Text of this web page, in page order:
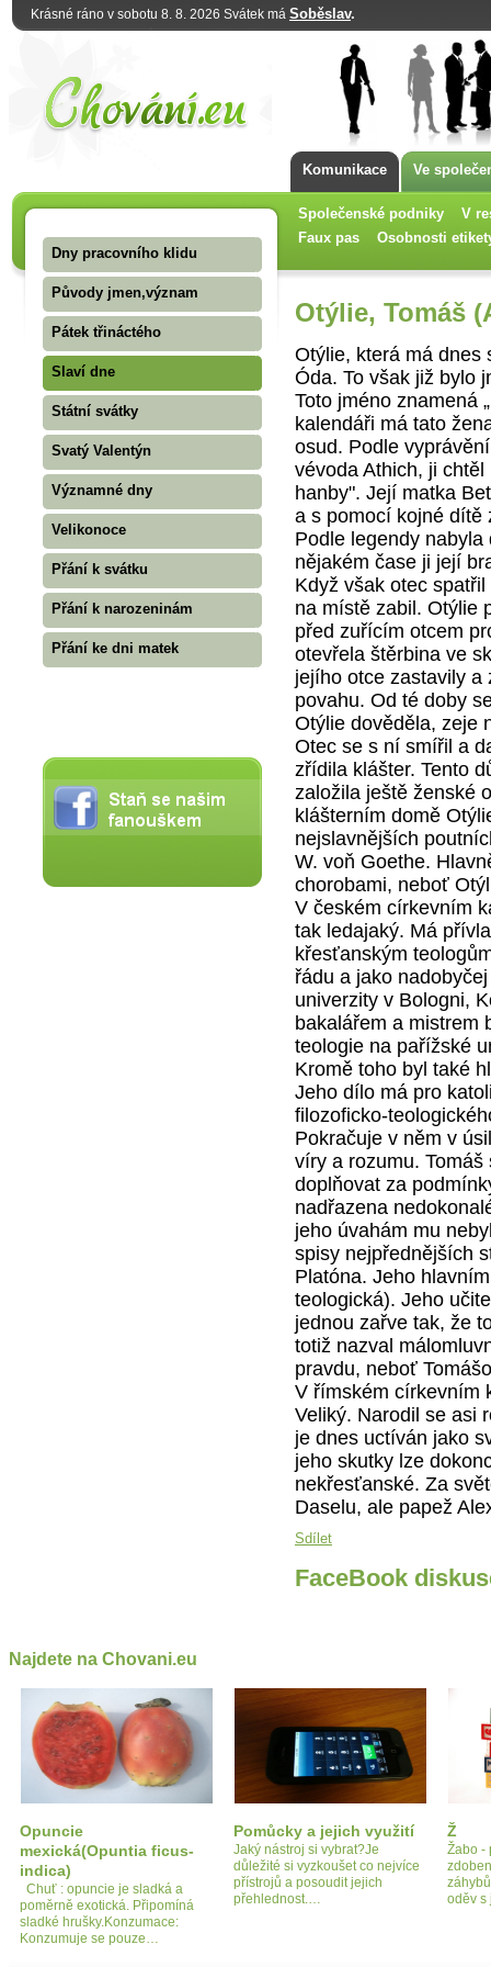
Krásné ráno v sobotu 8. 8. 2026 Svátek má Soběslav.
Komunikace Ve
Společenské podniky
V
Faux pas
Osobnosti
Dny pracovního klidu
Původy jmen,význam
Pátek třináctého
Slaví dne
Státní svátky
Svatý Valentýn
Významné dny
Velikonoce
Přání k svátku
Přání k narozeninám
Přání ke dni matek
Otýlie, Tomáš
Otýlie, která má dnes
Óda. To však již bylo
Toto jméno znamená
kalendáři má tato
osud. Podle
vévoda Athich, ji
hanby". Její matka
a s pomocí kojné dítě
Podle legendy
nějakém čase ji její
Když však otec
na místě zabil. Otýlie
před zuřícím otcem
otevřela štěrbina ve
jejího otce zastavily a
povahu. Od té doby
Otýlie dověděla, zeje
Otec se s ní smířil a
zřídila klášter. Tento
založila ještě ženské
klášterním domě
nejslavnějších
W. voň Goethe.
chorobami, neboť
V českém církevním
tak ledajaký. Má
křesťanským
řádu a jako
univerzity v Bologni,
bakalářem a mistrem
teologie na pařížské
Kromě toho byl také
Jeho dílo má pro
filozoficko-
Pokračuje v něm v
víry a rozumu.
doplňovat za
nadřazena
jeho úvahám mu
spisy nejpřednějších
Platóna. Jeho
teologická). Jeho
jednou zařve tak, že
totiž nazval
pravdu, neboť
V římském církevním
Veliký. Narodil se asi
je dnes uctíván jako
jeho skutky lze
nekřesťanské. Za
Daselu, ale papež
Sdílet
FaceBook
Najdete na Chovani.eu
Opuncie
mexická(Opuntia ficus-
indica)
Chuť : opuncie je sladká a
poměrně exotická. Připomíná
sladké hrušky.Konzumace:
Konzumuje se pouze…
Pomůcky a jejich využití
Jaký nástroj si vybrat?Je
důležité si vyzkoušet co nejvíce
přístrojů a posoudit jejich
přehlednost.…
Ž
Žabo -
oděv